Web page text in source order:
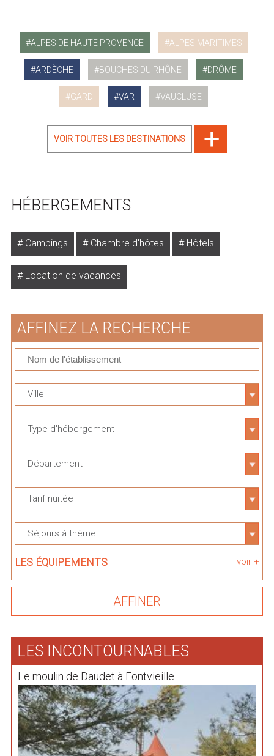
ALPES DE HAUTE PROVENCE ALPES MARITIMES
ARDÈCHE BOUCHES DU RHÔNE DRÔME
GARD VAR VAUCLUSE
VOIR TOUTES LES DESTINATIONS
HÉBERGEMENTS
Campings Chambre d'hôtes Hôtels
Location de vacances
AFFINEZ LA RECHERCHE
Ville
Type d'hébergement
Département
Tarif nuitée
Séjours à thème
LES ÉQUIPEMENTS voir +
LES INCONTOURNABLES
Le moulin de Daudet à Fontvieille